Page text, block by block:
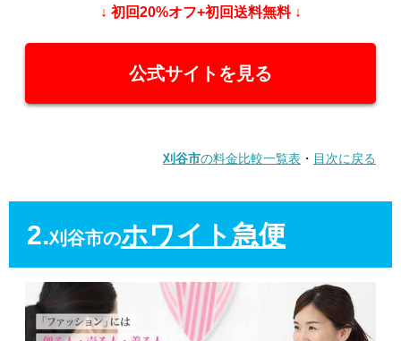
↓ 初回20%オフ+初回送料無料 ↓
公式サイトを見る
刈谷市の料金比較一覧表 ・ 目次に戻る
2.刈谷市のホワイト急便